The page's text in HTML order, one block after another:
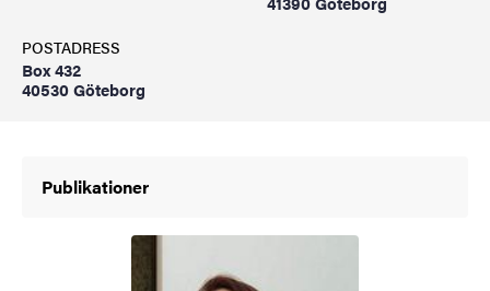
POSTADRESS
Box 432
40530 Göteborg
Publikationer